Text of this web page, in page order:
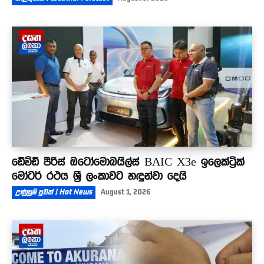
ඩේවිඩ් පීරිස් ඔටෝමොබයිල්ස් BAIC X3e ඉලෙක්ට්‍රික්
මෝටර් රථය ශ්‍රී ලංකාවට හඳුන්වා දෙයි
උණුසුම් පුවත් | Hot News August 1, 2026